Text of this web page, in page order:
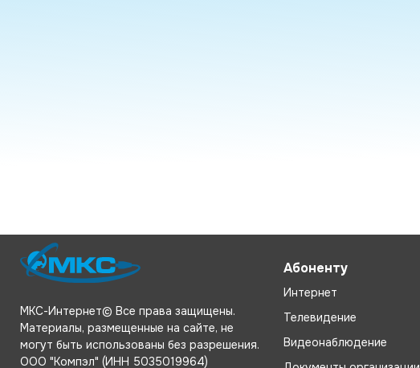
МКС-Интернет© Все права защищены.
Материалы, размещенные на сайте, не
могут быть использованы без разрешения.
ООО "Компэл" (ИНН 5035019964)
Абоненту
Интернет
Телевидение
Видеонаблюдение